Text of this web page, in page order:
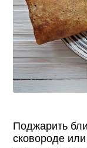
Поджарить
сковороде